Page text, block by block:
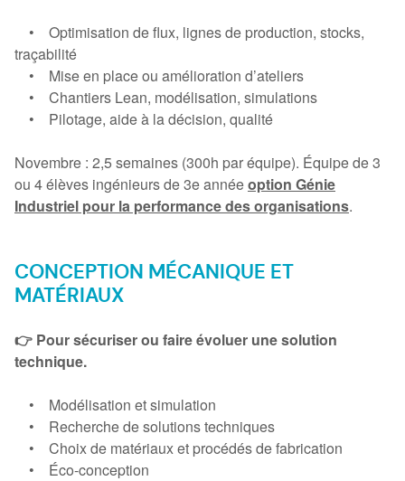
• Optimisation de flux, lignes de production, stocks,
traçabilité
• Mise en place ou amélioration d’ateliers
• Chantiers Lean, modélisation, simulations
• Pilotage, aide à la décision, qualité
Novembre : 2,5 semaines (300h par équipe). Équipe de 3
ou 4 élèves ingénieurs de 3e annéeoption Génie
Industriel pour la performance des organisations.
CONCEPTION MÉCANIQUE ET
MATÉRIAUX
👉 Pour sécuriser ou faire évoluer une solution
technique.
• Modélisation et simulation
• Recherche de solutions techniques
• Choix de matériaux et procédés de fabrication
• Éco-conception